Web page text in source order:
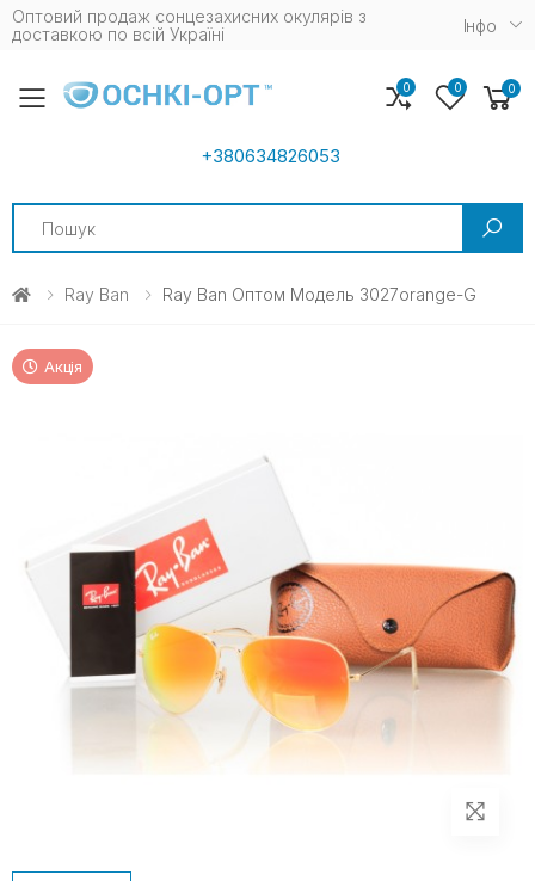
Оптовий продаж сонцезахисних окулярів з
доставкою по всій Україні
Iнфо
Toggle mobile menu
+380634826053
Search
0 0 0
Ray Ban Ray Ban Оптом Модель 3027orange-G
Акція